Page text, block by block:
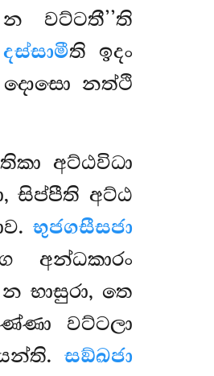
වට්ටතී’’ති
ති ඉදං
දොසො නත්ථි
අට්ඨවිධා
සිප්පීති අට්ඨ
භුජගසීසජා
අන්ධකාරං
භාසුරා, තෙ
වට්ටලා
සඞ්ඛජා